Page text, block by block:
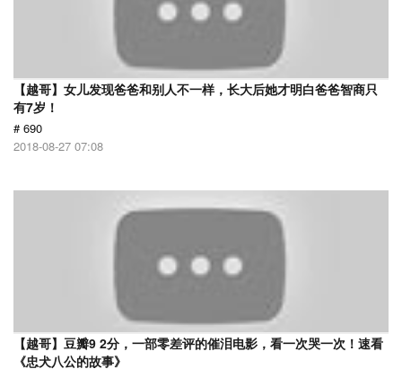
【越哥】女儿发现爸爸和别人不一样，长大后她才明白爸爸智商只
有7岁！
# 690
2018-08-27 07:08
【越哥】豆瓣9 2分，一部零差评的催泪电影，看一次哭一次！速看
《忠犬八公的故事》